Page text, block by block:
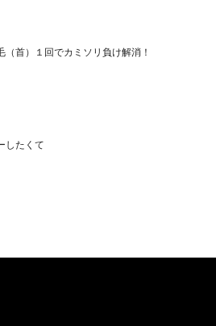
（首）１回でカミソリ負け解消！
したくて